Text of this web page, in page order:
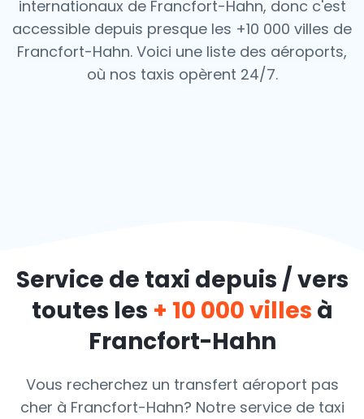
internationaux de Francfort-Hahn, donc c'est
accessible depuis presque les +10 000 villes de
Francfort-Hahn. Voici une liste des aéroports,
où nos taxis opèrent 24/7.
Service de taxi depuis / vers
toutes les + 10 000 villes à
Francfort-Hahn
Vous recherchez un transfert aéroport pas
cher à Francfort-Hahn? Notre service de taxi